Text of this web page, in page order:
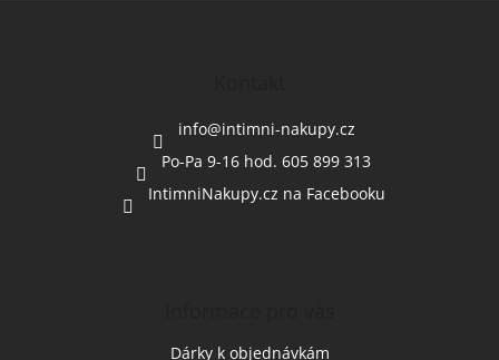
info@intimni-nakupy.cz
Po-Pa 9-16 hod. 605 899 313
IntimniNakupy.cz na Facebooku
Dárky k objednávkám